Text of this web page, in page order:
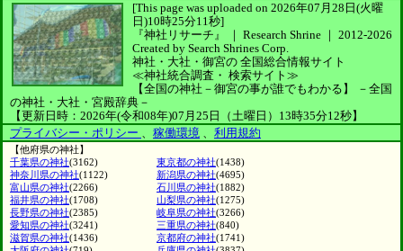
[This page was uploaded on 2026年07月28日(火曜
日)10時25分11秒]
『神社リサーチ』 ｜ Research Shrine ｜ 2012-2026
Created by Search Shrines Corp.
神社・大社・御宮の 全国総合情報サイト
≪神社統合調査・ 検索サイト≫
【全国の神社－御宮の事が誰でもわかる】
－全国
の神社・大社・宮殿辞典－
【更新日時：2026年(令和08年)07月25日（土曜日）13時35分12秒】
プライバシー・ポリシー 、 稼働環境 、 利用規約
【他府県の神社】
千葉県の神社(3162) 東京都の神社(1438)
神奈川県の神社(1122) 新潟県の神社(4695)
富山県の神社(2266) 石川県の神社(1882)
福井県の神社(1708) 山梨県の神社(1275)
長野県の神社(2385) 岐阜県の神社(3266)
愛知県の神社(3241) 三重県の神社(840)
滋賀県の神社(1436) 京都府の神社(1741)